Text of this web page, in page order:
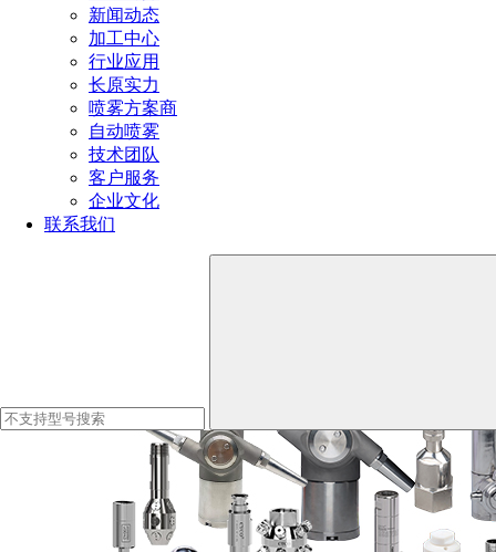
新闻动态
加工中心
行业应用
长原实力
喷雾方案商
自动喷雾
技术团队
客户服务
企业文化
联系我们
选型技巧）
喷雾器喷头的种类有哪些型号（雾化喷头哪种效果最好
用）
喷头的种类有哪些（喷头分类全解析）
191-1929-8456